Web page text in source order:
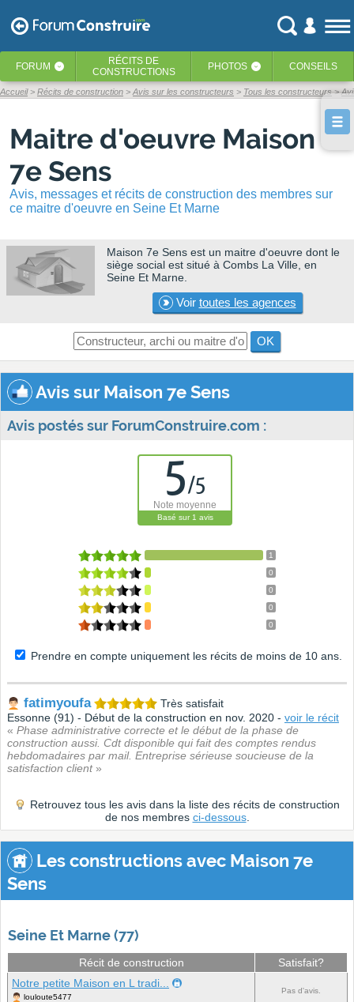
FORUM ‹ RÉCITS DE
CONSTRUCTIONS
PHOTOS ‹ CONSEILS
Accueil Récits de construction Avis sur les constructeurs Tous les constructeurs
Maitre d'oeuvre Maison
7e Sens
Avis, messages et récits de construction des membres sur
ce maitre d'oeuvre en Seine Et Marne
Maison 7e Sens est un maitre d'oeuvre dont le
siège social est situé à Combs La Ville, en
Seine Et Marne.
Voir toutes les agences
OK
Avis sur Maison 7e Sens
Avis postés sur ForumConstruire.com :
5/5
Note moyenne
Basé sur 1 avis
1
0
0
0
0
Prendre en compte uniquement les récits de moins de 10 ans.
fatimyoufa
Très satisfait
Essonne (91) - Début de la construction en nov. 2020 - voir le récit
« Phase administrative correcte et le début de la phase de
construction aussi. Cdt disponible qui fait des comptes rendus
hebdomadaires par mail. Entreprise sérieuse soucieuse de la
satisfaction client»
Retrouvez tous les avis dans la liste des récits de construction
de nos membres ci-dessous.
Les constructions avec Maison 7e
Sens
Seine Et Marne (77)
Récit de construction
Satisfait?
Notre petite Maison en L tradi...
louloute5477
Pas d'avis.